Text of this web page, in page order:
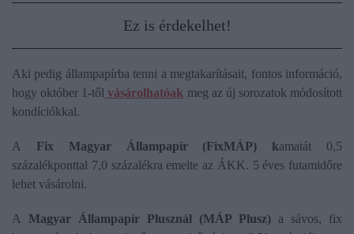
Ez is érdekelhet!
Aki pedig állampapírba tenni a megtakarításait, fontos információ,
hogy október 1-től vásárolhatóak meg az új sorozatok módosított
kondíciókkal.
A Fix Magyar Állampapír (FixMÁP) kamatát 0,5
százalékponttal 7,0 százalékra emelte az ÁKK. 5 éves futamidőre
lehet vásárolni.
A Magyar Állampapír Plusznál (MÁP Plusz) a sávos, fix